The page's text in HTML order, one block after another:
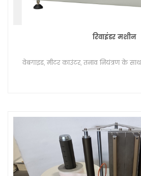
रिवाइंडर मशीन
वेबगाइड, मीटर काउंटर, तनाव नियंत्रण के साथ